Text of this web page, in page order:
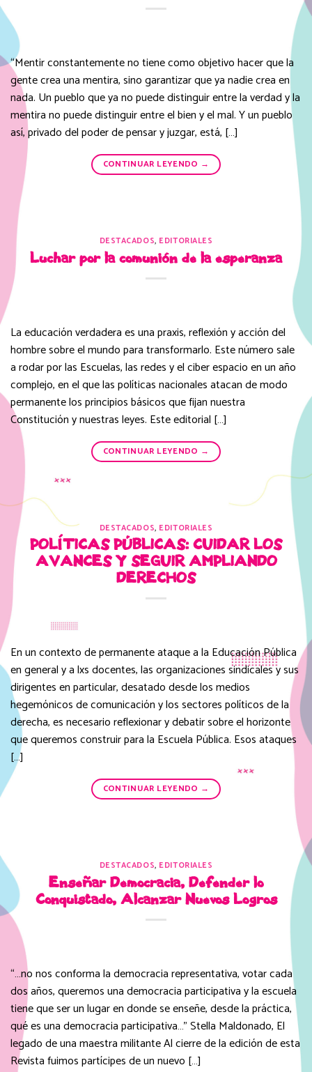
“Mentir constantemente no tiene como objetivo hacer que la
gente crea una mentira, sino garantizar que ya nadie crea en
nada. Un pueblo que ya no puede distinguir entre la verdad y la
mentira no puede distinguir entre el bien y el mal. Y un pueblo
así, privado del poder de pensar y juzgar, está, […]
CONTINUAR LEYENDO →
DESTACADOS, EDITORIALES
Luchar por la comunión de la esperanza
La educación verdadera es una praxis, reflexión y acción del
hombre sobre el mundo para transformarlo. Este número sale
a rodar por las Escuelas, las redes y el ciber espacio en un año
complejo, en el que las políticas nacionales atacan de modo
permanente los principios básicos que fijan nuestra
Constitución y nuestras leyes. Este editorial […]
CONTINUAR LEYENDO →
DESTACADOS, EDITORIALES
POLÍTICAS PÚBLICAS: CUIDAR LOS
AVANCES Y SEGUIR AMPLIANDO
DERECHOS
En un contexto de permanente ataque a la Educación Pública
en general y a lxs docentes, las organizaciones sindicales y sus
dirigentes en particular, desatado desde los medios
hegemónicos de comunicación y los sectores políticos de la
derecha, es necesario reflexionar y debatir sobre el horizonte
que queremos construir para la Escuela Pública. Esos ataques
[…]
CONTINUAR LEYENDO →
DESTACADOS, EDITORIALES
Enseñar Democracia, Defender lo
Conquistado, Alcanzar Nuevos Logros
“…no nos conforma la democracia representativa, votar cada
dos años, queremos una democracia participativa y la escuela
tiene que ser un lugar en donde se enseñe, desde la práctica,
qué es una democracia participativa…” Stella Maldonado, El
legado de una maestra militante Al cierre de la edición de esta
Revista fuimos partícipes de un nuevo […]